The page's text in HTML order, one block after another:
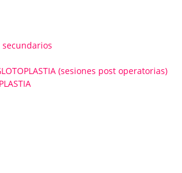
secundarios
(sesiones post operatorias)